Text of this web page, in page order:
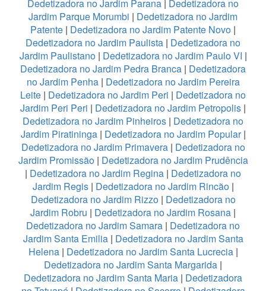
Dedetizadora no Jardim Parana | Dedetizadora no
Jardim Parque Morumbi | Dedetizadora no Jardim
Patente | Dedetizadora no Jardim Patente Novo |
Dedetizadora no Jardim Paulista | Dedetizadora no
Jardim Paulistano| Dedetizadora no Jardim Paulo VI |
Dedetizadora no Jardim Pedra Branca | Dedetizadora
no Jardim Penha| Dedetizadora no Jardim Pereira
Leite | Dedetizadora no Jardim Peri | Dedetizadora no
Jardim Peri Peri | Dedetizadora no Jardim Petropolis |
Dedetizadora no Jardim Pinheiros | Dedetizadora no
Jardim Piratininga| Dedetizadora no Jardim Popular|
Dedetizadora no Jardim Primavera| Dedetizadora no
Jardim Promissão| Dedetizadora no Jardim Prudência
| Dedetizadora no Jardim Regina | Dedetizadora no
Jardim Regis| Dedetizadora no Jardim Rincão|
Dedetizadora no Jardim Rizzo| Dedetizadora no
Jardim Robru | Dedetizadora no Jardim Rosana |
Dedetizadora no Jardim Samara | Dedetizadora no
Jardim Santa Emilia| Dedetizadora no Jardim Santa
Helena| Dedetizadora no Jardim Santa Lucrecia|
Dedetizadora no Jardim Santa Margarida |
Dedetizadora no Jardim Santa Maria | Dedetizadora